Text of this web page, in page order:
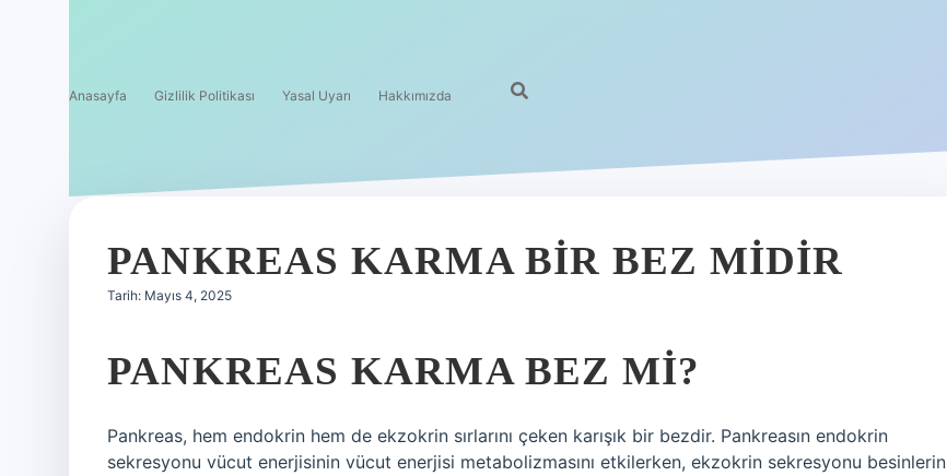
Anasayfa Gizlilik Politikası Yasal Uyarı Hakkımızda
PANKREAS KARMA BIR BEZ MIDIR
Tarih: Mayıs 4, 2025
PANKREAS KARMA BEZ MI?
Pankreas, hem endokrin hem de ekzokrin sırlarını çeken karışık bir bezdir. Pankreasın endokrin
sekresyonu vücut enerjisinin vücut enerjisi metabolizmasını etkilerken, ekzokrin sekresyonu besinlerin